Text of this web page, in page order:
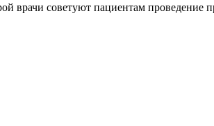
врачи советуют пациентам проведение